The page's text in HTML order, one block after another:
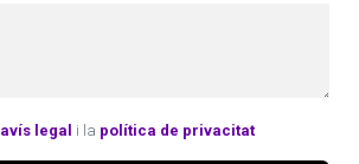
avís legal i la política de privacitat